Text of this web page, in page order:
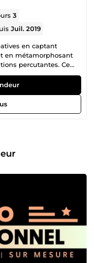
3
Juil. 2019
en captant
en métamorphosant
percutantes. Ce
&amp; motion
corporate -Montage
&amp; intro/outro -
(Instagram, YouTube,
expérience auprès de
? Je suis Ludovic
à Hong Kong. Je
uniques de chaque
de votre projet et je